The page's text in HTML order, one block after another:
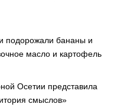
подорожали бананы и
масло и картофель
Осетии представила
смыслов»